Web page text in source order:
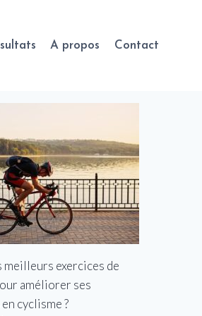
A propos Contact
meilleurs exercices de
améliorer ses
cyclisme ?